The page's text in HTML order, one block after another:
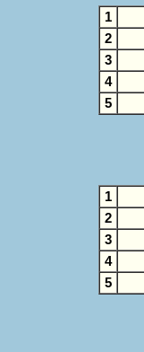
1
2
3
4
5
1
2
3
4
5